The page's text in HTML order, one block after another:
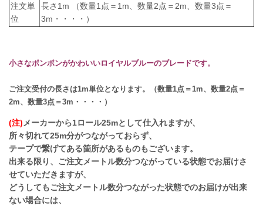
注文単
位
長さ1m （数量1点＝1m、数量2点＝2m、数量3点＝
3m・・・・）
小さなポンポンがかわいいロイヤルブルーのブレードです。
ご注文受付の長さは1m単位となります。（数量1点＝1m、数量2点＝
2m、数量3点＝3m・・・・）
(注) メーカーから1ロール25mとして仕入れますが、
所々切れて25m分がつながっておらず、
テープで繋げてある箇所があるものもございます。
出来る限り、ご注文メートル数分つながっている状態でお届けさ
せていただきますが、
どうしてもご注文メートル数分つながった状態でのお届けが出来
ない場合には、